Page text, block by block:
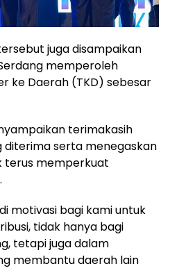
juga disampaikan
memperoleh
ke Daerah (TKD) sebesar
terimakasih
serta menegaskan
terus memperkuat
motivasi bagi kami untuk
tidak hanya bagi
tetapi juga dalam
membantu daerah lain